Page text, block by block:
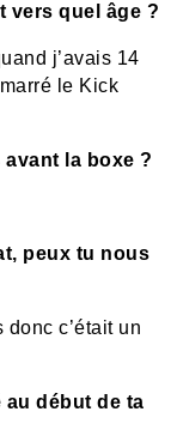
vers quel âge ?
j’avais 14
le Kick
avant la boxe ?
peux tu nous
c’était un
début de ta